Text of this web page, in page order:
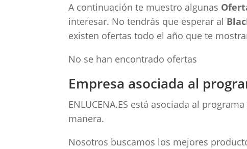
A continuación te muestro algunas
interesar. No tendrás que esperar al
existen ofertas todo el año que te
No se han encontrado ofertas
Empresa asociada al
ENLUCENA.ES está asociada al
manera.
Nosotros buscamos los mejores